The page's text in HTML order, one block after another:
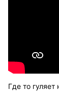
Где то